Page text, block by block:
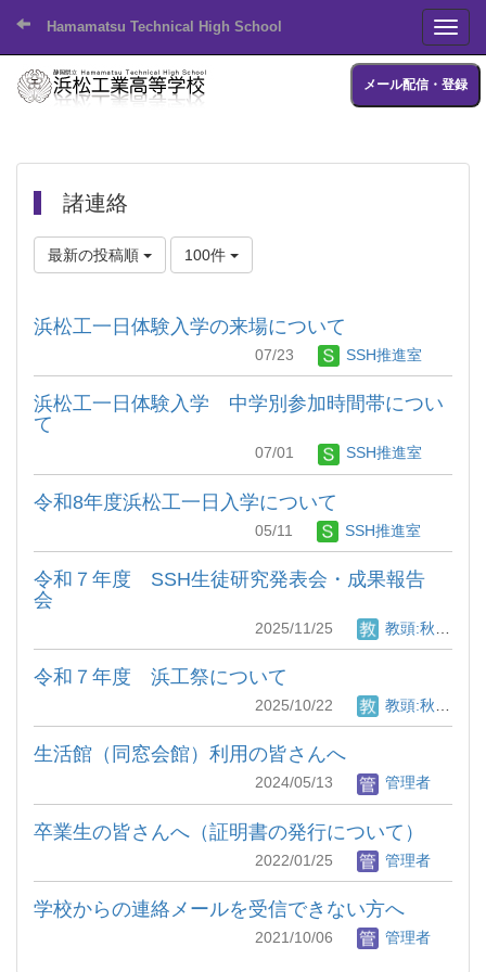
Hamamatsu Technical High School
メール配信・登録
諸連絡
最新の投稿順 100件
浜松工一日体験入学の来場について
07/23 SSH推進室
浜松工一日体験入学 中学別参加時間帯につい
て
07/01 SSH推進室
令和8年度浜松工一日入学について
05/11 SSH推進室
令和７年度 SSH生徒研究発表会・成果報告
会
2025/11/25 教頭:秋月 竜也
令和７年度 浜工祭について
2025/10/22 教頭:秋月 竜也
生活館（同窓会館）利用の皆さんへ
2024/05/13 管理者
卒業生の皆さんへ（証明書の発行について）
2022/01/25 管理者
学校からの連絡メールを受信できない方へ
2021/10/06 管理者